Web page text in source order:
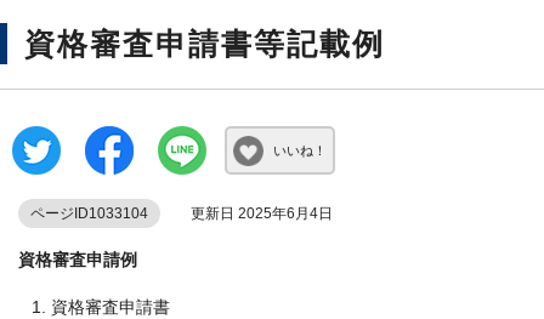
資格審査申請書等記載例
いいね！
ページID1033104 更新日 2025年6月4日
資格審査申請例
資格審査申請書